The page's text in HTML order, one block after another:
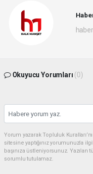
Okuyucu Yorumları (0)
Yorum yazarak Topluluk
sitesine yaptığınız yorumunuzla
başınıza üstleniyorsunuz.
sorumlu tutulamaz.